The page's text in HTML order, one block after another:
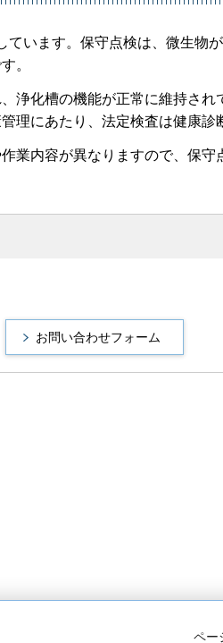
います。保守点検は、微生物
。
浄化槽の機能が正常に維持され
理にあたり、法定検査は健康診
業内容が異なりますので、保守
ペー